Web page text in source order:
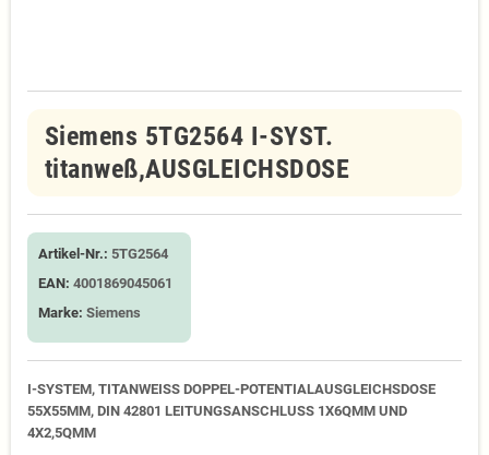
Siemens 5TG2564 I-SYST.
titanweß,AUSGLEICHSDOSE
Artikel-Nr.: 5TG2564
EAN: 4001869045061
Marke: Siemens
I-SYSTEM, TITANWEISS DOPPEL-POTENTIALAUSGLEICHSDOSE
55X55MM, DIN 42801 LEITUNGSANSCHLUSS 1X6QMM UND
4X2,5QMM